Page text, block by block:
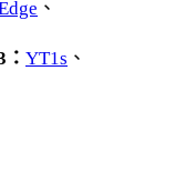
、
YT1s 、